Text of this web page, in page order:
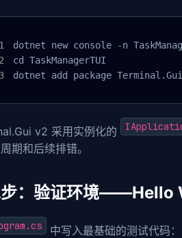
dotnet new console -n
cd TaskManagerTUI
dotnet add package Terminal.Gui
v2 采用实例化的
期和后续排错。
步：验证环境——Hello
中写入最基础的测试代码：